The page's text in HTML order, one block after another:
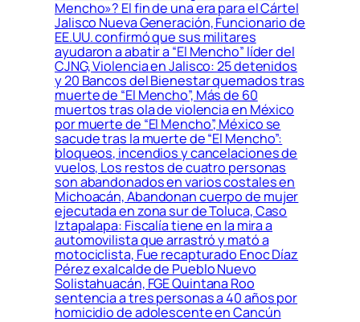
Mencho»? El fin de una era para el Cártel
Jalisco Nueva Generación, Funcionario de
EE.UU. confirmó que sus militares
ayudaron a abatir a “El Mencho” líder del
CJNG, Violencia en Jalisco: 25 detenidos
y 20 Bancos del Bienestar quemados tras
muerte de “El Mencho”, Más de 60
muertos tras ola de violencia en México
por muerte de “El Mencho”, México se
sacude tras la muerte de “El Mencho”:
bloqueos, incendios y cancelaciones de
vuelos, Los restos de cuatro personas
son abandonados en varios costales en
Michoacán, Abandonan cuerpo de mujer
ejecutada en zona sur de Toluca, Caso
Iztapalapa: Fiscalía tiene en la mira a
automovilista que arrastró y mató a
motociclista, Fue recapturado Enoc Díaz
Pérez exalcalde de Pueblo Nuevo
Solistahuacán, FGE Quintana Roo
sentencia a tres personas a 40 años por
homicidio de adolescente en Cancún